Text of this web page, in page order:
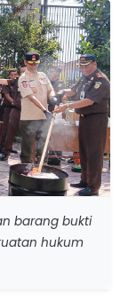
barang bukti
hukum